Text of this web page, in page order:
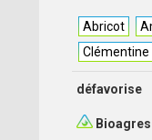
Abricot
Clémentine
défavorise